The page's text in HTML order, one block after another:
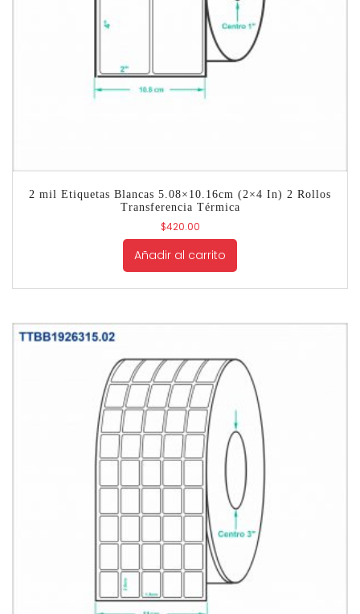
2 mil Etiquetas Blancas 5.08×10.16cm (2×4 In) 2 Rollos
Transferencia Térmica
$420.00
Añadir al carrito